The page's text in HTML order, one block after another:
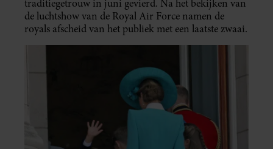
traditiegetrouw in juni gevierd. Na het bekijken van
de luchtshow van de Royal Air Force namen de
royals afscheid van het publiek met een laatste zwaai.